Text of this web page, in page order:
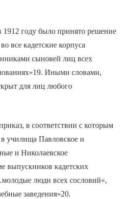
1912 году было принято решение
все кадетские корпуса
сыновей лиц всех
Иными словами,
для лиц любого
в соответствии с которым
училища Павловское и
и Николаевское
выпускников кадетских
люди всех сословий»,
заведения»20.